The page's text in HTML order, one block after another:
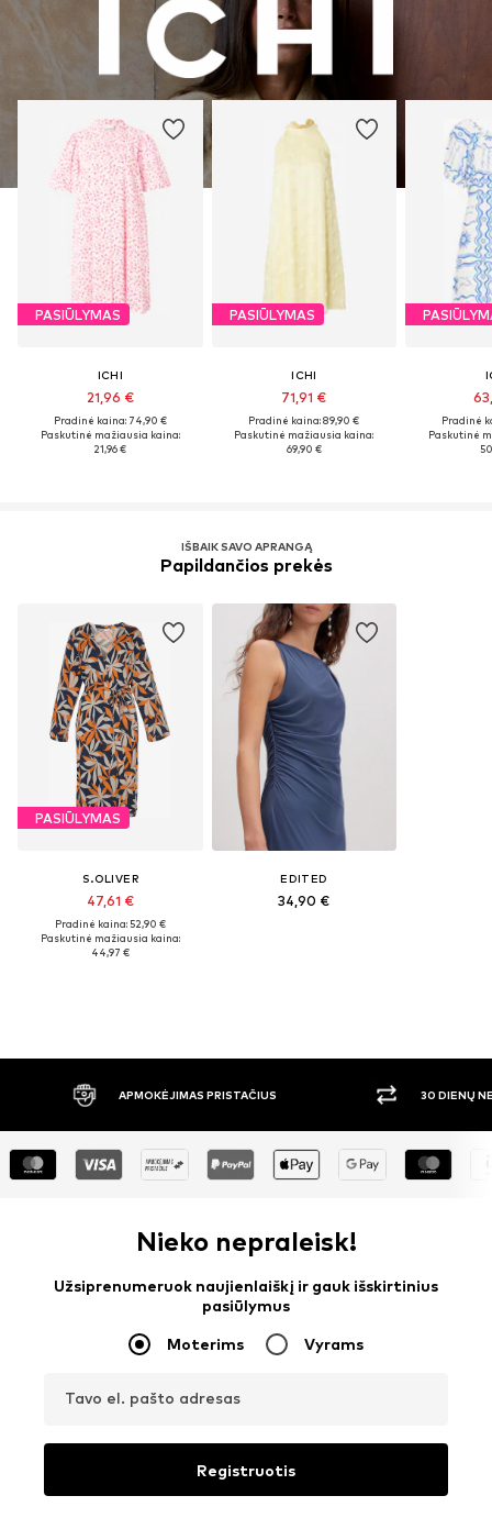
PASIŪLYMAS
ICHI
21,96 €
Pradinė kaina: 74,90 €
Paskutinė mažiausia kaina:
21,96 €
PASIŪLYMAS
ICHI
71,91 €
Pradinė kaina: 89,90 €
Paskutinė mažiausia kaina:
69,90 €
Pradinė
Paskutinė
IŠBAIK SAVO APRANGĄ
Papildančios prekės
PASIŪLYMAS
S.OLIVER
47,61 €
Pradinė kaina: 52,90 €
Paskutinė mažiausia kaina:
44,97 €
EDITED
34,90 €
APMOKĖJIMAS PRISTAČIUS 30 DIENŲ
Nieko nepraleisk!
Užsiprenumeruok naujienlaiškį ir gauk išskirtinius
pasiūlymus
Moterims Vyrams
Tavo el. pašto adresas
Registruotis